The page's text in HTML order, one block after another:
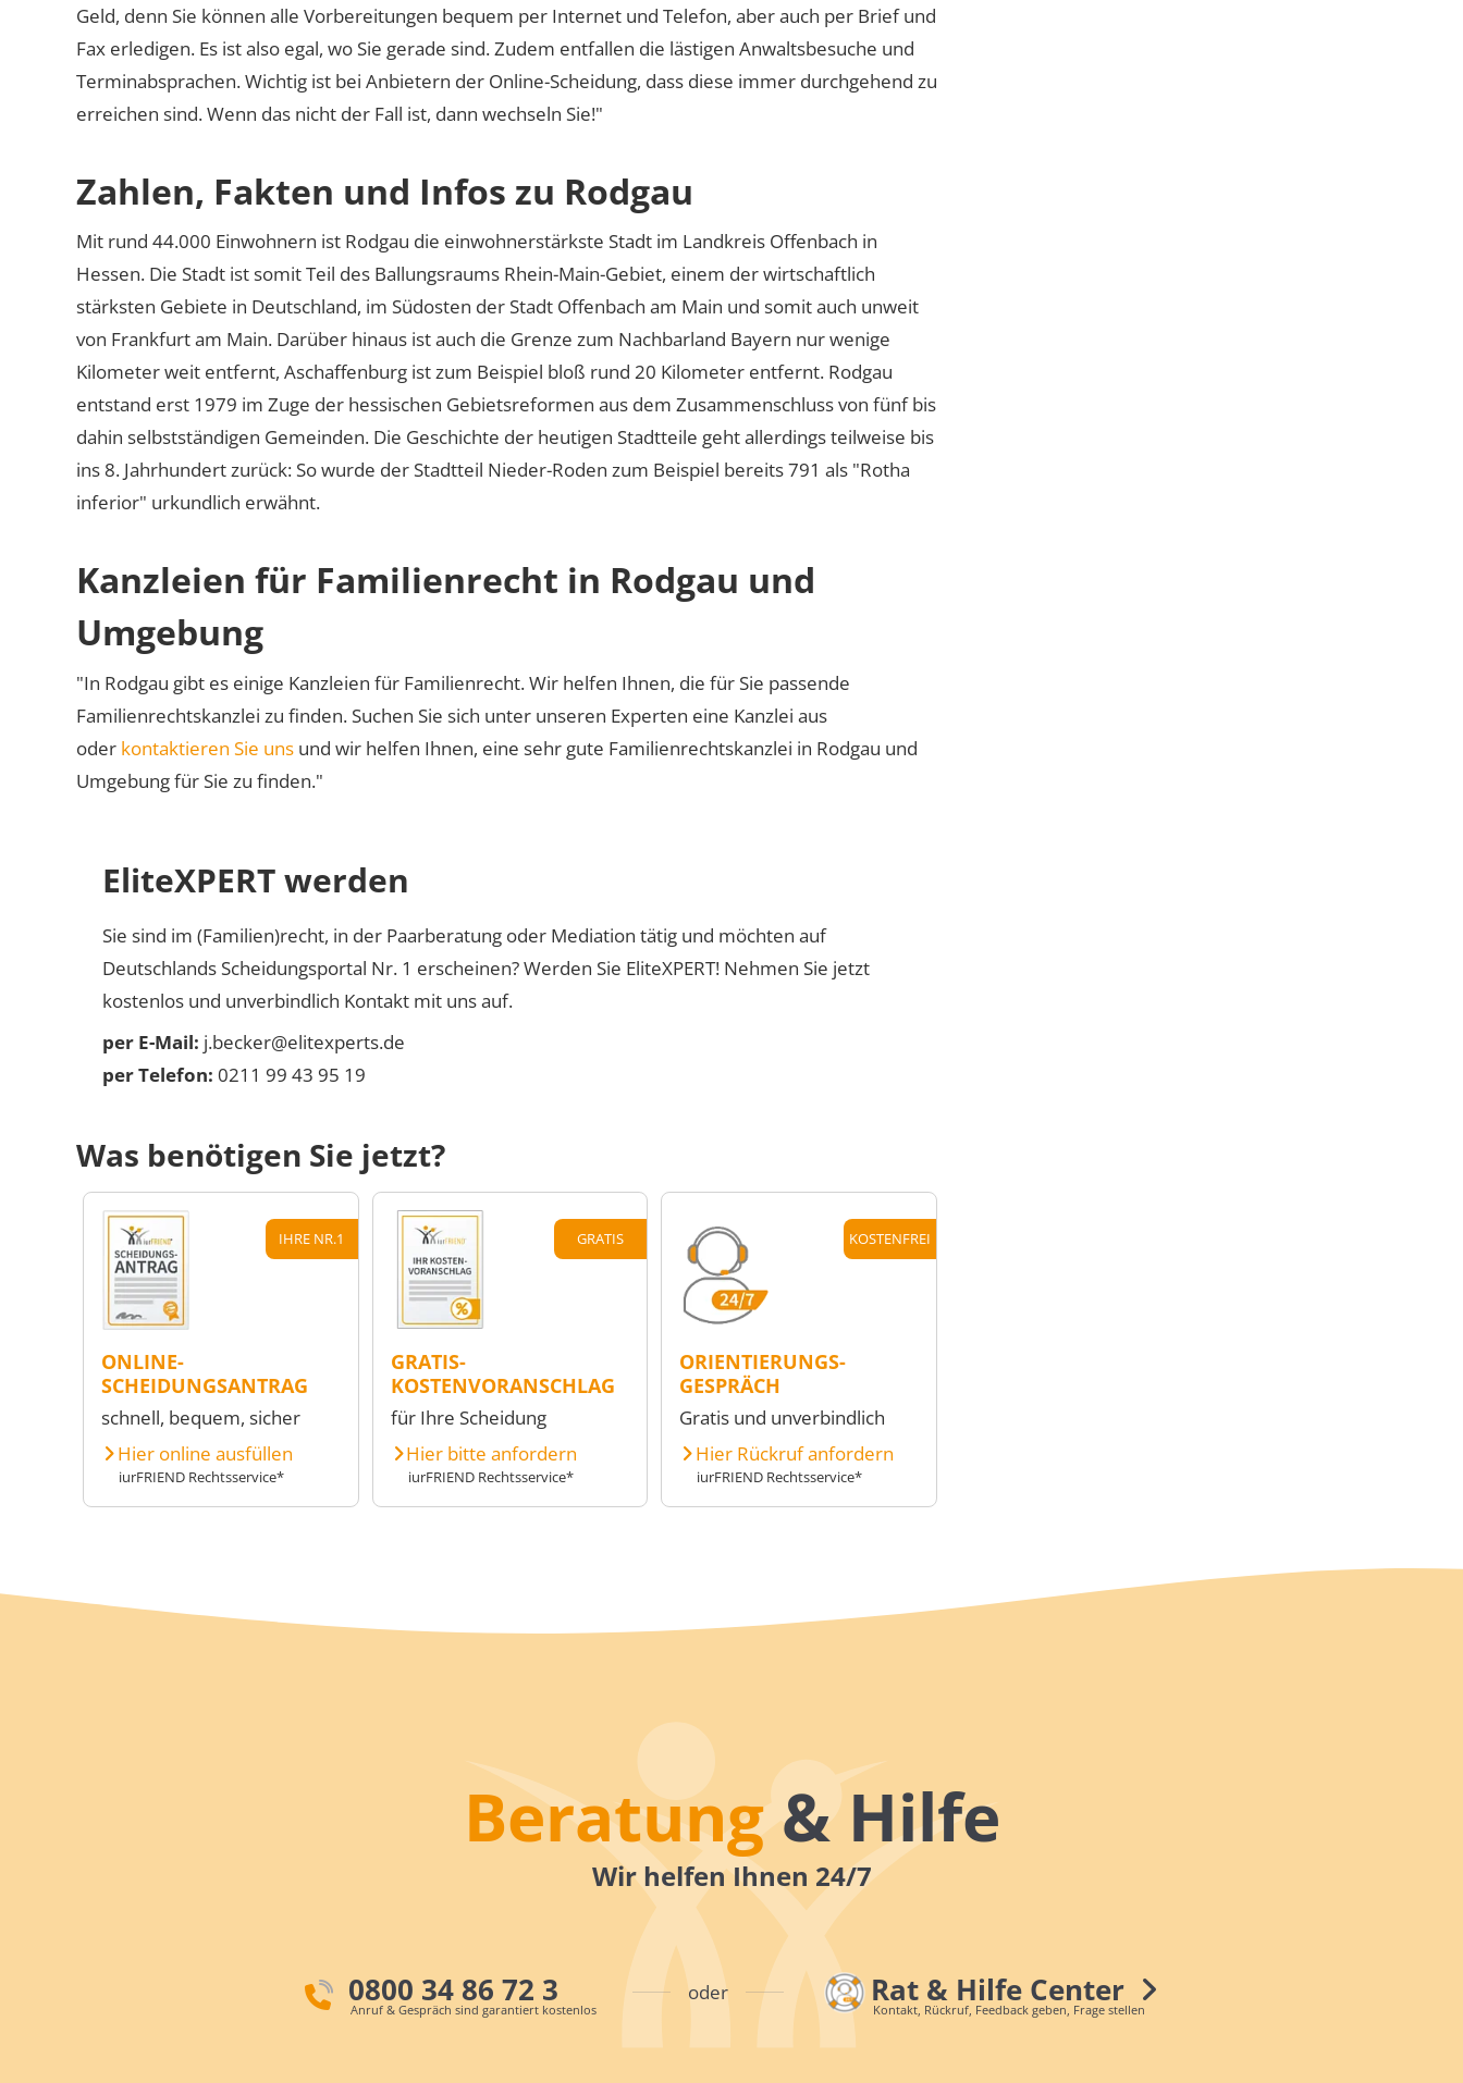
Geld, denn Sie können alle Vorbereitungen bequem per Internet und Telefon, aber auch per Brief und
Fax erledigen. Es ist also egal, wo Sie gerade sind. Zudem entfallen die lästigen Anwaltsbesuche und
Terminabsprachen. Wichtig ist bei Anbietern der Online-Scheidung, dass diese immer durchgehend zu
erreichen sind. Wenn das nicht der Fall ist, dann wechseln Sie!"
Zahlen, Fakten und Infos zu Rodgau
Mit rund 44.000 Einwohnern ist Rodgau die einwohnerstärkste Stadt im Landkreis Offenbach in
Hessen. Die Stadt ist somit Teil des Ballungsraums Rhein-Main-Gebiet, einem der wirtschaftlich
stärksten Gebiete in Deutschland, im Südosten der Stadt Offenbach am Main und somit auch unweit
von Frankfurt am Main. Darüber hinaus ist auch die Grenze zum Nachbarland Bayern nur wenige
Kilometer weit entfernt, Aschaffenburg ist zum Beispiel bloß rund 20 Kilometer entfernt. Rodgau
entstand erst 1979 im Zuge der hessischen Gebietsreformen aus dem Zusammenschluss von fünf bis
dahin selbstständigen Gemeinden. Die Geschichte der heutigen Stadtteile geht allerdings teilweise bis
ins 8. Jahrhundert zurück: So wurde der Stadtteil Nieder-Roden zum Beispiel bereits 791 als Rotha
inferior urkundlich erwähnt.
Kanzleien für Familienrecht in Rodgau und
Umgebung
"In Rodgau gibt es einige Kanzleien für Familienrecht. Wir helfen Ihnen, die für Sie passende
Familienrechtskanzlei zu finden. Suchen Sie sich unter unseren Experten eine Kanzlei aus
oder kontaktieren Sie uns und wir helfen Ihnen, eine sehr gute Familienrechtskanzlei in Rodgau und
Umgebung für Sie zu finden."
EliteXPERT werden
Sie sind im (Familien)recht, in der Paarberatung oder Mediation tätig und möchten auf
Deutschlands Scheidungsportal Nr. 1 erscheinen? Werden Sie EliteXPERT! Nehmen Sie jetzt
kostenlos und unverbindlich Kontakt mit uns auf.
per E-Mail: j.becker@elitexperts.de
per Telefon: 0211 99 43 95 19
Was benötigen Sie jetzt?
IHRE NR.1
ONLINE-
SCHEIDUNGSANTRAG
schnell, bequem, sicher
Hier online ausfüllen
iurFRIEND Rechtsservice*
GRATIS
GRATIS-
KOSTENVORANSCHLAG
für Ihre Scheidung
Hier bitte anfordern
iurFRIEND Rechtsservice*
KOSTENFREI
ORIENTIERUNGS-
GESPRÄCH
Gratis und unverbindlich
Hier Rückruf anfordern
iurFRIEND Rechtsservice*
Beratung& Hilfe
Wir helfen Ihnen 24/7
0800 34 86 72 3
Anruf & Gespräch sind garantiert kostenlos
oder Rat & Hilfe Center
Kontakt, Rückruf, Feedback geben, Frage stellen